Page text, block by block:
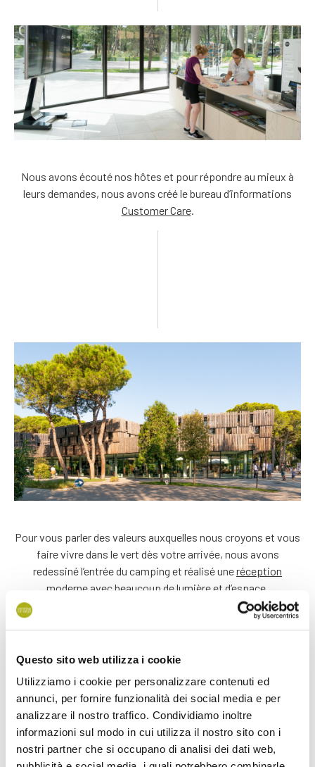
Questo sito web utilizza i cookie
Utilizziamo i cookie per personalizzare contenuti ed
annunci, per fornire funzionalità dei social media e per
analizzare il nostro traffico. Condividiamo inoltre
informazioni sul modo in cui utilizza il nostro sito con i
nostri partner che si occupano di analisi dei dati web,
Nous avons écouté nos hôtes et pour répondre au mieux à
leurs demandes, nous avons créé le bureau d’informations
Customer Care.
Pour vous parler des valeurs auxquelles nous croyons et vous
faire vivre dans le vert dès votre arrivée, nous avons
redessiné l’entrée du camping et réalisé uneréception
moderne avec beaucoup de lumière et d’espace.